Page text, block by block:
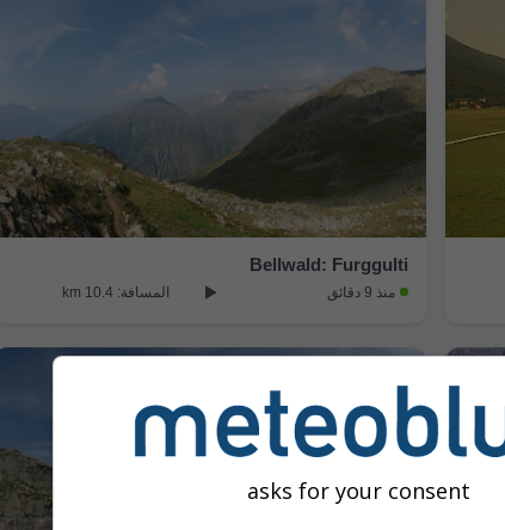
Bellwald: Furggulti
منذ 9 دقائق المسافة: 10.4 km
asks for your consent